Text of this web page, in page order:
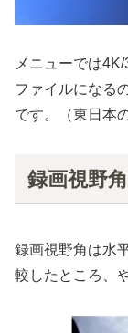
メニューでは
ファイルになる
です。（東日本
録画視野
録画視野角は水
較したところ、